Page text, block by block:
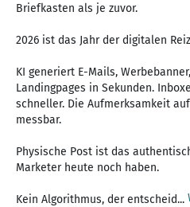
Briefkasten als je zuvor.
2026 ist das Jahr der digitalen
KI generiert E-Mails,
Landingpages in Sekunden.
schneller. Die Aufmerksamkeit
messbar.
Physische Post ist das
Marketer heute noch haben.
Kein Algorithmus, der entscheid...